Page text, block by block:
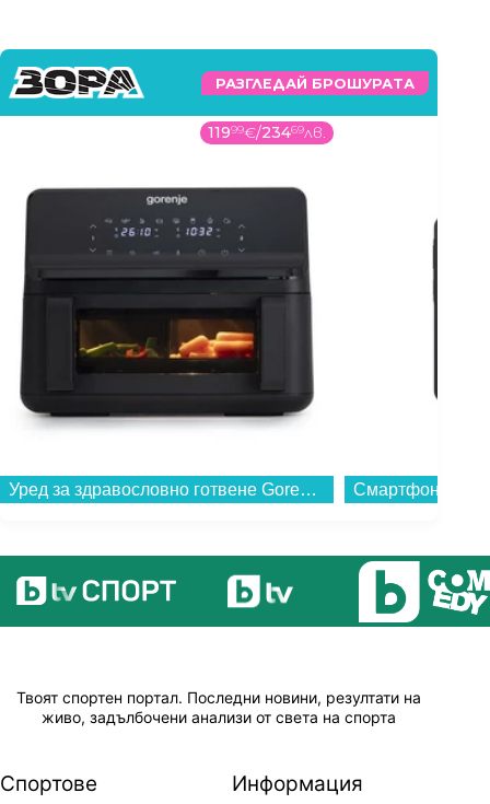
РАЗГЛЕДАЙ БРОШУРАТА
11999€/23469лв.
Уред за здравословно готвене Gorenje AF2700BP...
Твоят спортен портал. Последни новини, резултати на
живо, задълбочени анализи от света на спорта
Спортове Информация